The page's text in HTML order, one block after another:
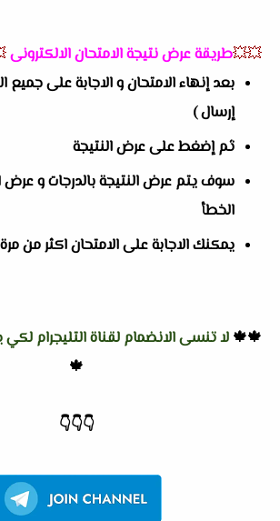
💥💥طريقة عرض نتيجة الامتحان الالكترونى
بعد إنهاء الامتحان و الاجابة على
إرسال )
ثم إضغط على عرض النتيجة
سوف يتم عرض النتيجة بالدرجات و عرض
الخطأ
يمكنك الاجابة على الامتحان اكثر من مرة
🍁🍁 لا تنسى الانضمام لقناة التليجرام
🍁
👇
👇
👇